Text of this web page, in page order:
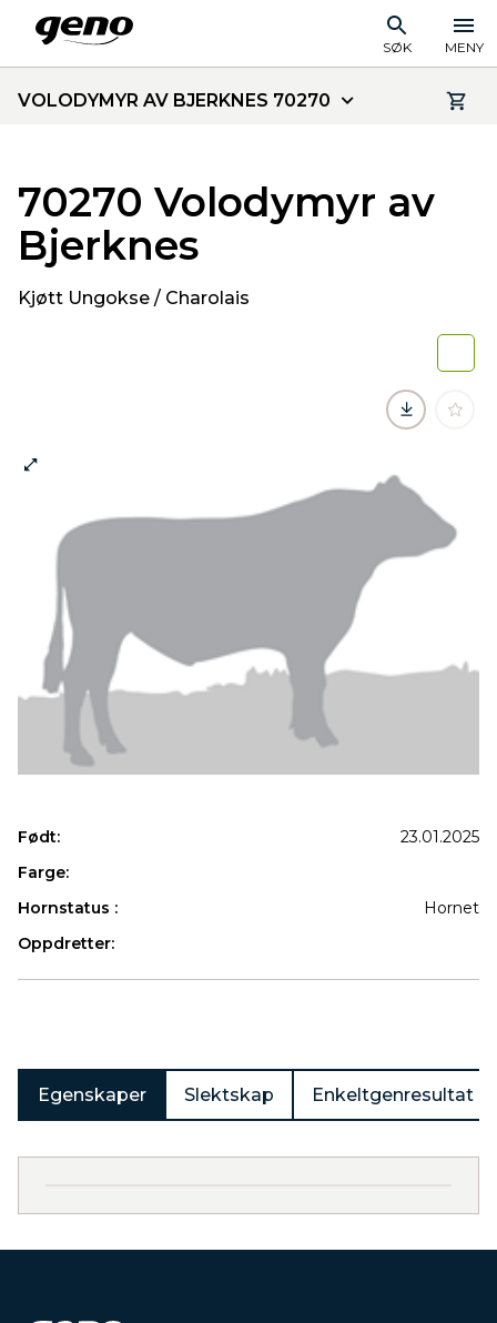
SØK MENY
VOLODYMYR AV BJERKNES 70270
70270 Volodymyr av
Bjerknes
Kjøtt Ungokse / Charolais
Født:
23.01.2025
Farge:
Hornstatus :
Hornet
Oppdretter:
Egenskaper Slektskap Enkeltgenresultat